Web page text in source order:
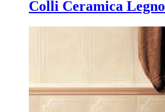
Colli Ceramica Legno